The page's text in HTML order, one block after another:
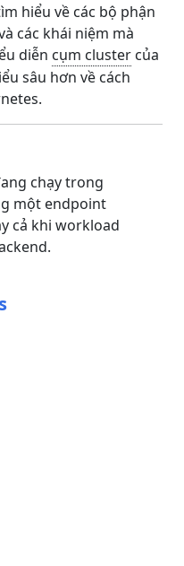
hiểu về các bộ phận
các khái niệm mà
diễn cụm cluster của
sâu hơn về cách
chạy trong
một endpoint
cả khi workload